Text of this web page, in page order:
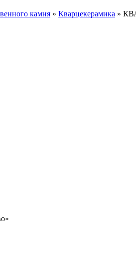
камня » Кварцекерамика »